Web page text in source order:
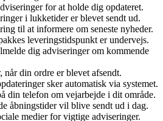
for at holde dig opdateret.
i lukketider er blevet sendt ud.
til at informere om seneste nyheder.
leveringstidspunkt er undervejs.
dig adviseringer om kommende
når din ordre er blevet afsendt.
sker automatisk via systemet.
din telefon om vejarbejde i dit område.
åbningstider vil blive sendt ud i dag.
medier for vigtige adviseringer.